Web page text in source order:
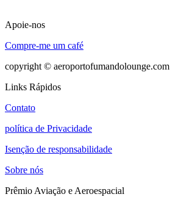
Apoie-nos
Compre-me um café
copyright © aeroportofumandolounge.com
Links Rápidos
Contato
política de Privacidade
Isenção de responsabilidade
Sobre nós
Prêmio Aviação e Aeroespacial